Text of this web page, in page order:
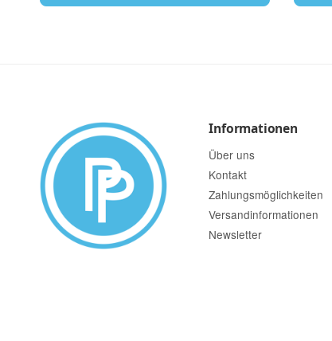
Informationen
Über uns
Kontakt
Zahlungsmöglichkeiten
Versandinformationen
Newsletter